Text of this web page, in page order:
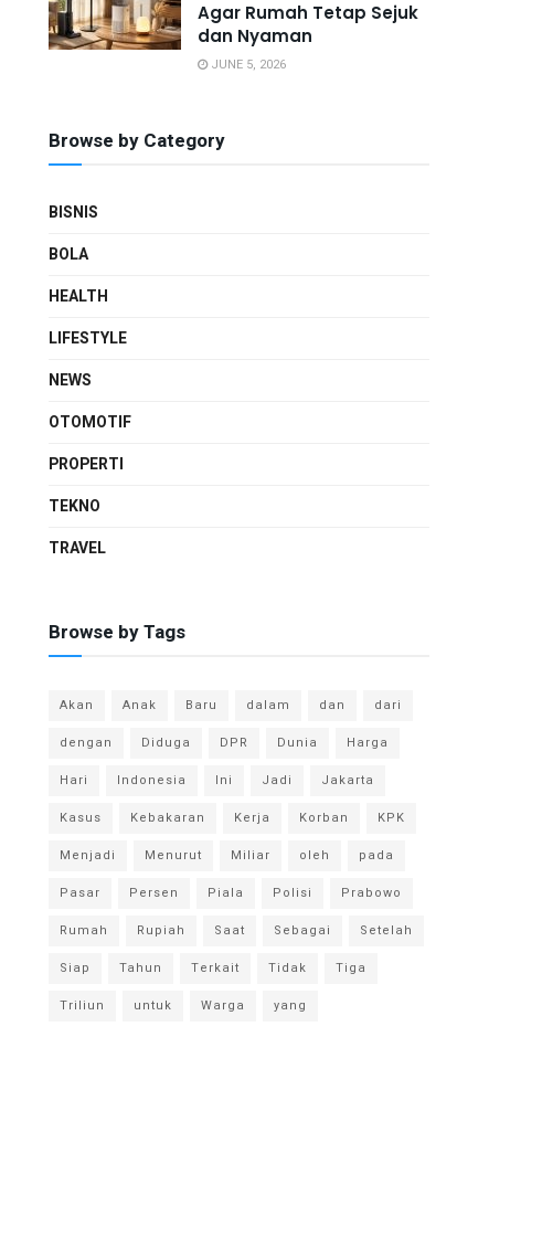
Agar Rumah Tetap Sejuk
dan Nyaman
JUNE 5, 2026
Browse by Category
BISNIS
BOLA
HEALTH
LIFESTYLE
NEWS
OTOMOTIF
PROPERTI
TEKNO
TRAVEL
Browse by Tags
Akan Anak Baru dalam dan
dari
dengan
Diduga DPR Dunia
Harga
Hari
Indonesia Ini Jadi
Jakarta
Kasus
Kebakaran Kerja Korban
KPK
Menjadi
Menurut Miliar oleh
pada
Pasar
Persen Piala Polisi
Prabowo
Rumah
Rupiah Saat Sebagai
Setelah
Siap
Tahun Terkait Tidak
Tiga
Triliun
untuk Warga yang